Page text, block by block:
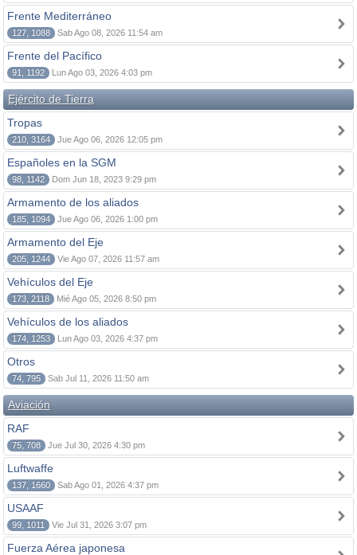
Frente Mediterráneo
127, 1088 Sab Ago 08, 2026 11:54 am
Frente del Pacífico
91, 1192 Lun Ago 03, 2026 4:03 pm
Ejército de Tierra
Tropas
210, 3164 Jue Ago 06, 2026 12:05 pm
Españoles en la SGM
98, 1142 Dom Jun 18, 2023 9:29 pm
Armamento de los aliados
185, 1094 Jue Ago 06, 2026 1:00 pm
Armamento del Eje
205, 1244 Vie Ago 07, 2026 11:57 am
Vehículos del Eje
173, 2118 Mié Ago 05, 2026 8:50 pm
Vehículos de los aliados
174, 1253 Lun Ago 03, 2026 4:37 pm
Otros
74, 795 Sab Jul 11, 2026 11:50 am
Aviación
RAF
75, 708 Jue Jul 30, 2026 4:30 pm
Luftwaffe
137, 1660 Sab Ago 01, 2026 4:37 pm
USAAF
99, 1011 Vie Jul 31, 2026 3:07 pm
Fuerza Aérea japonesa